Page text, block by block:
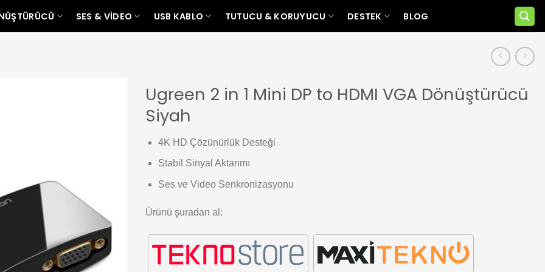
SES & VIDEO USB KABLO TUTUCU & KORUYUCU DESTEK BLOG
Ugreen 2 in 1 Mini DP to HDMI VGA Dönüştürücü
Siyah
4K HD Çözünürlük Desteği
Stabil Sinyal Aktarımı
Ses ve Video Senkronizasyonu
Ürünü şuradan al: